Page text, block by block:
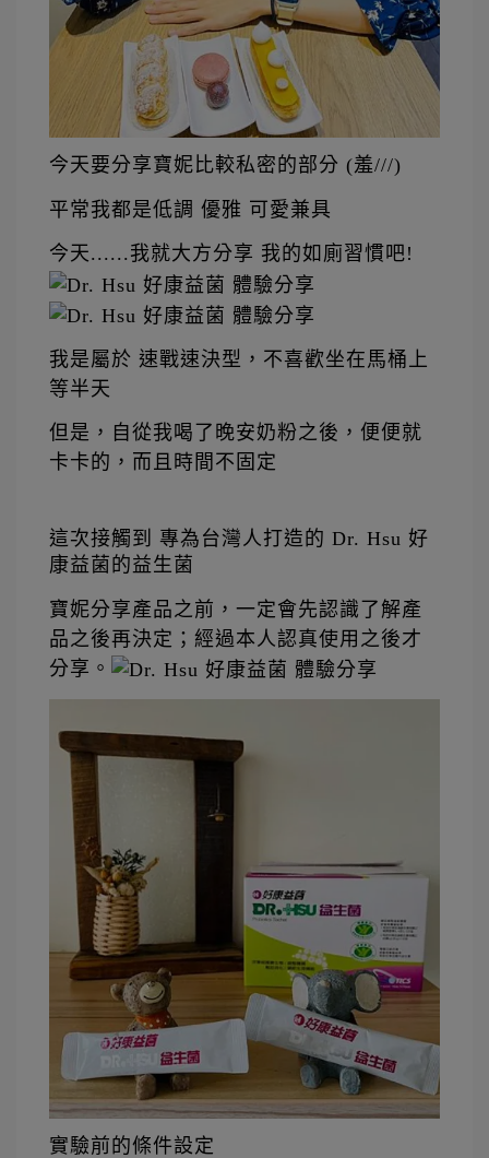
今天要分享寶妮比較私密的部分 (羞///)
平常我都是低調 優雅 可愛兼具
今天......我就大方分享 我的如廁習慣吧!
我是屬於 速戰速決型，不喜歡坐在馬桶上
等半天
但是，自從我喝了晚安奶粉之後，便便就
卡卡的，而且時間不固定
這次接觸到 專為台灣人打造的 Dr. Hsu 好
康益菌的益生菌
寶妮分享產品之前，一定會先認識了解產
品之後再決定； 經過本人認真使用之後才
分享。
實驗前的條件設定